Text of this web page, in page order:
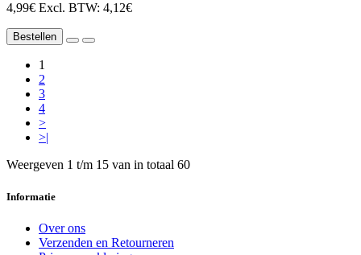
4,99€ Excl. BTW: 4,12€
Bestellen
1
2
3
4
>
>|
Weergeven 1 t/m 15 van in totaal 60
Informatie
Over ons
Verzenden en Retourneren